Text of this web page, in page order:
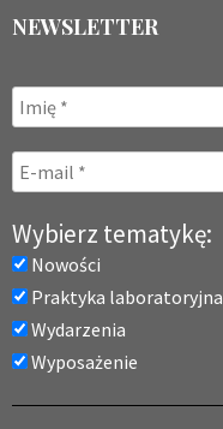
NEWSLETTER
Wybierz tematykę:
Nowości
Praktyka laboratoryjna
Wydarzenia
Wyposażenie